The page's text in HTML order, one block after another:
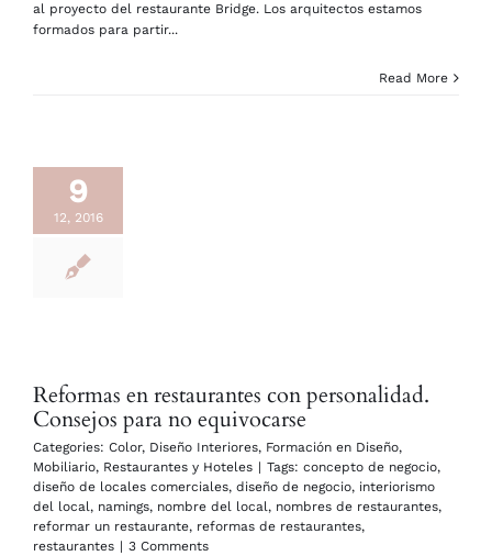
al proyecto del restaurante Bridge. Los arquitectos estamos
formados para partir...
Read More
9
12, 2016
Reformas en restaurantes con personalidad.
Consejos para no equivocarse
Categories: Color, Diseño Interiores, Formación en Diseño,
Mobiliario, Restaurantes y Hoteles | Tags: concepto de negocio,
diseño de locales comerciales, diseño de negocio, interiorismo
del local, namings, nombre del local, nombres de restaurantes,
reformar un restaurante, reformas de restaurantes,
restaurantes | 3 Comments